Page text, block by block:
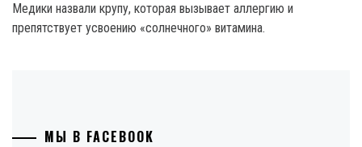
Медики назвали крупу, которая вызывает аллергию и
препятствует усвоению «солнечного» витамина.
МЫ В FACEBOOK